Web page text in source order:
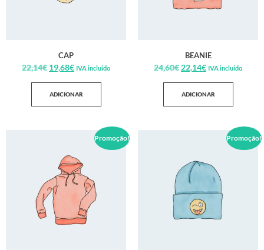
CAP
22,14€ 19,68€ IVA incluido
ADICIONAR
BEANIE
24,60€ 22,14€ IVA incluido
ADICIONAR
Promoção! Promoção!